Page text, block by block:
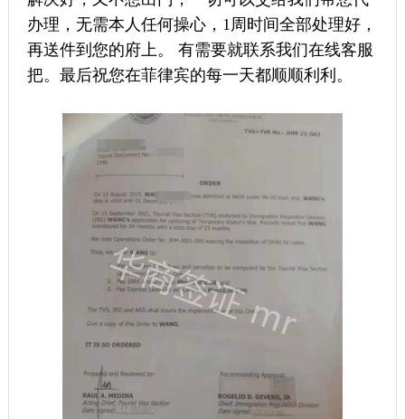
办理，无需本人任何操心，1周时间全部处理好，
再送件到您的府上。 有需要就联系我们在线客服
把。最后祝您在菲律宾的每一天都顺顺利利。